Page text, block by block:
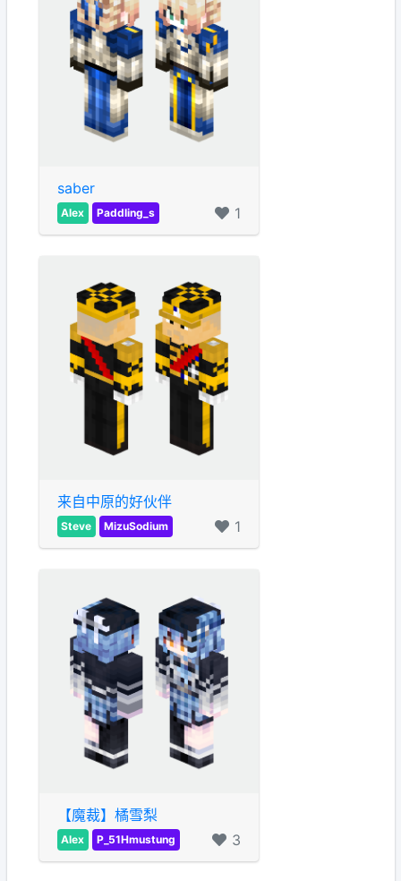
saber
Alex Paddling_s 1
来自中原的好伙伴
Steve MizuSodium 1
【魔裁】橘雪梨
Alex P_51Hmustung 3